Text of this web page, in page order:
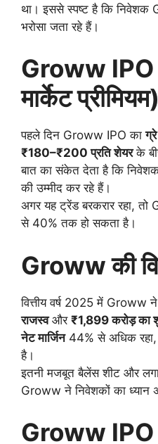
था। इससे स्पष्ट है कि निवेशक
भरोसा जता रहे हैं।
Groww IPO
मार्केट
पहले दिन Groww IPO का
₹180–₹200 प्रति शेयरके
बात का संकेत देता है कि
की उम्मीद कर रहे हैं।
अगर यह ट्रेंड बरकरार रहा,
से 40% तक हो सकता है।
Groww की
वित्तीय वर्ष 2025 में Groww
राजस्वऔर ₹1,899 करोड़ का
नेट मार्जिन44% से अधिक रहा,
है।
इतनी मजबूत बैलेंस शीट और
Groww ने निवेशकों का ध्यान
Groww